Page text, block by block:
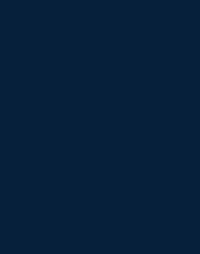
Sự hài lòng
không